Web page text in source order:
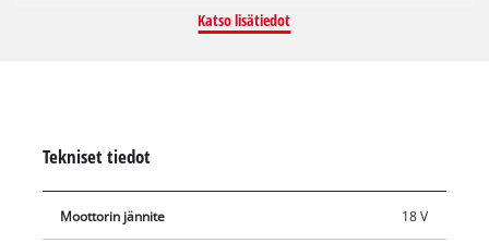
terille. Toimitukseen sisältyy ruohonleikkuuterä nurmikon
mukavuuden yhdistelmän ansiosta. Toimitus ei sisällä akkua
eikä laturia.
Katso lisätiedot
Tekniset tiedot
Moottorin jännite 18 V